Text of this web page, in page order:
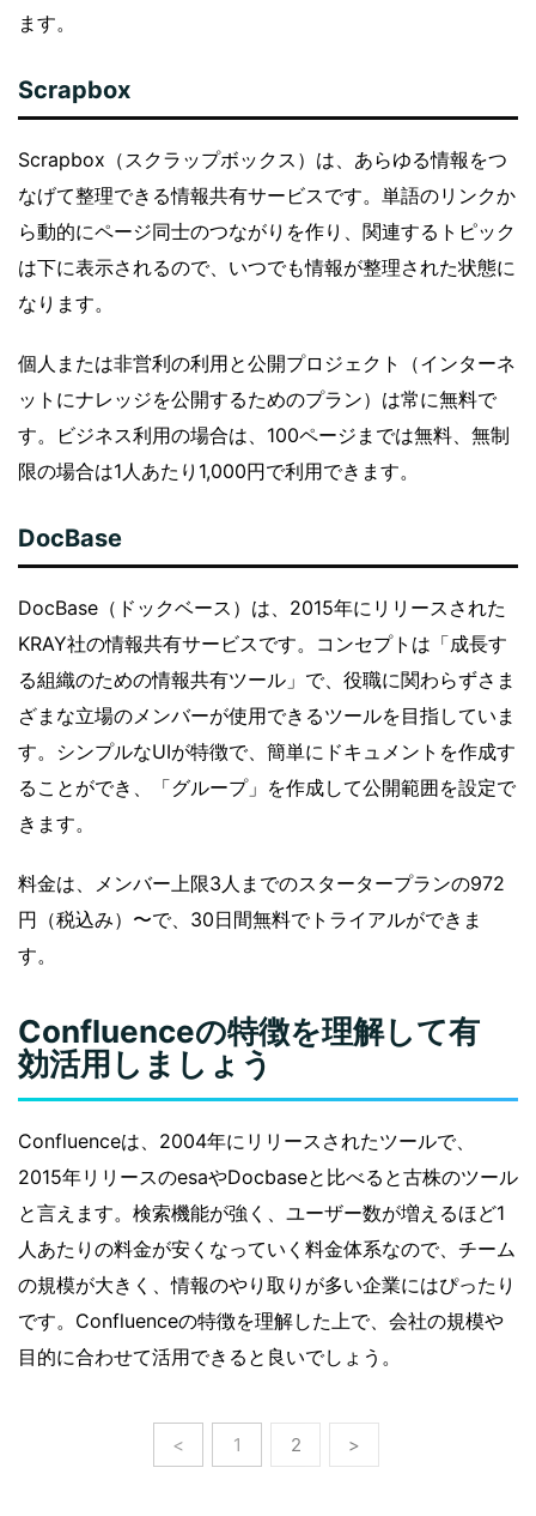
ます。
Scrapbox
Scrapbox（スクラップボックス）は、あらゆる情報をつ
なげて整理できる情報共有サービスです。単語のリンクか
ら動的にページ同士のつながりを作り、関連するトピック
は下に表示されるので、いつでも情報が整理された状態に
なります。
個人または非営利の利用と公開プロジェクト（インターネ
ットにナレッジを公開するためのプラン）は常に無料で
す。ビジネス利用の場合は、100ページまでは無料、無制
限の場合は1人あたり1,000円で利用できます。
DocBase
DocBase（ドックベース）は、2015年にリリースされた
KRAY社の情報共有サービスです。コンセプトは「成長す
る組織のための情報共有ツール」で、役職に関わらずさま
ざまな立場のメンバーが使用できるツールを目指していま
す。シンプルなUIが特徴で、簡単にドキュメントを作成す
ることができ、「グループ」を作成して公開範囲を設定で
きます。
料金は、メンバー上限3人までのスタータープランの972
円（税込み）〜で、30日間無料でトライアルができま
す。
Confluenceの特徴を理解して有
効活用しましょう
Confluenceは、2004年にリリースされたツールで、
2015年リリースのesaやDocbaseと比べると古株のツール
と言えます。検索機能が強く、ユーザー数が増えるほど1
人あたりの料金が安くなっていく料金体系なので、チーム
の規模が大きく、情報のやり取りが多い企業にはぴったり
です。Confluenceの特徴を理解した上で、会社の規模や
目的に合わせて活用できると良いでしょう。
< 1 2 >